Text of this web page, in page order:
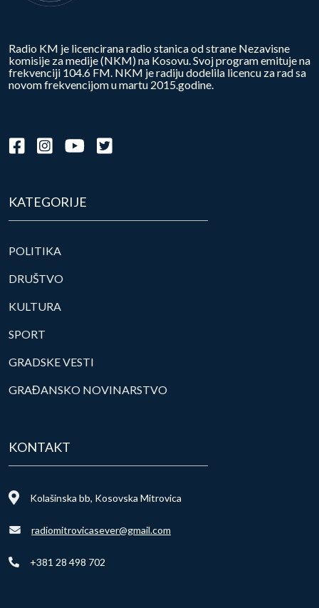
Radio KM je licencirana radio stanica od strane Nezavisne
komisije za medije (NKM) na Kosovu. Svoj program emituje na
frekvenciji 104.6 FM. NKM je radiju dodelila licencu za rad sa
novom frekvencijom u martu 2015.godine.
KATEGORIJE
POLITIKA
DRUŠTVO
KULTURA
SPORT
GRADSKE VESTI
GRAĐANSKO NOVINARSTVO
KONTAKT
Kolašinska bb, Kosovska Mitrovica
radiomitrovicasever@gmail.com
+381 28 498 702